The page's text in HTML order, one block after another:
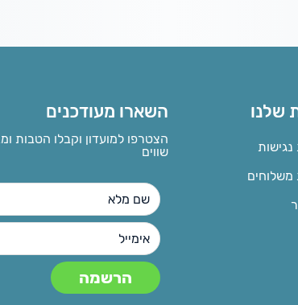
שלנו
משלוחים
השארו מעודכנים
הצטרפו למועדון וקבלו הטבות
שווים